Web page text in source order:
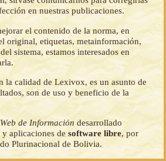
en nuestras publicaciones.
el contenido de la norma, en
original, etiquetas, metainformación,
sistema, estamos interesados en
la calidad de Lexivox, es un asunto de
son de uso y beneficio de la
de Información desarrollado
y aplicaciones desoftware libre, por
Plurinacional de Bolivia.